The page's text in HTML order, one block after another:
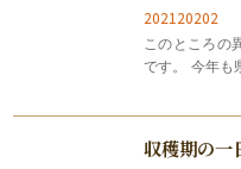
202120202
このところの
です。 今年も
（はんらん）
収穫期の一
お得